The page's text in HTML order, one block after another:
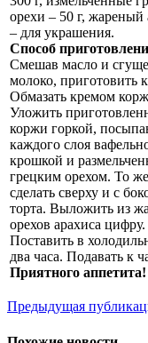
орехи – 50 г, жареный
– для украшения.
Способ
Смешав масло и
молоко, приготовить
Обмазать кремом
Уложить
коржи горкой,
каждого слоя
крошкой и
грецким орехом. То
сделать сверху и с
торта. Выложить из
орехов арахиса цифру.
Поставить в
два часа. Подавать к
Приятного аппетита!
Предыдущая